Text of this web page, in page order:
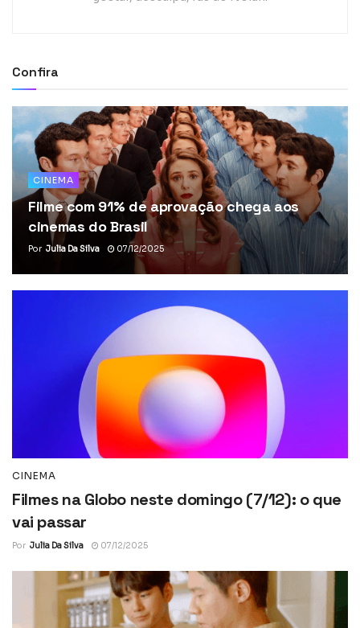
Confira
CINEMA
Filme com 91% de aprovação chega aos
cinemas do Brasil
Por Julia Da Silva 07/12/2025
CINEMA
Filmes na Globo neste domingo (7/12): o que
vai passar
Por Julia Da Silva 07/12/2025